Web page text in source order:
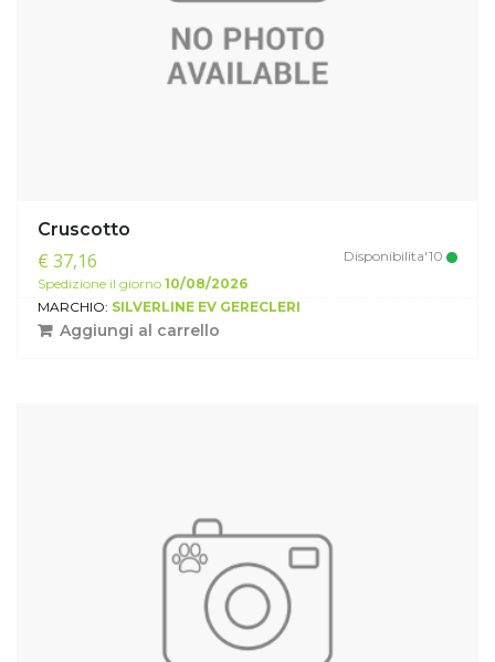
Cruscotto
€ 37,16
Disponibilita'10
Spedizione il giorno 10/08/2026
MARCHIO: SILVERLINE EV GERECLERI
Aggiungi al carrello